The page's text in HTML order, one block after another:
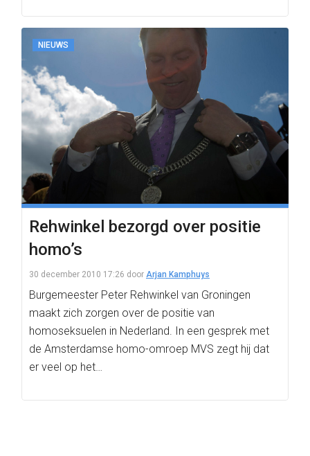
NIEUWS
Rehwinkel bezorgd over positie
homo’s
30 december 2010 17:26 door Arjan Kamphuys
Burgemeester Peter Rehwinkel van Groningen
maakt zich zorgen over de positie van
homoseksuelen in Nederland. In een gesprek met
de Amsterdamse homo-omroep MVS zegt hij dat
er veel op het…